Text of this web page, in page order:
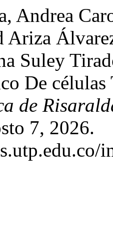
Andrea
Ariza
Suley
De
de
7, 2026.